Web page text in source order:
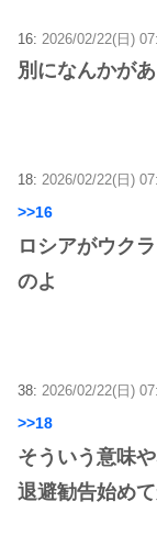
16: 2026/02/22(日)
別になんかが
18: 2026/02/22(日)
>>16
ロシアがウク
のよ
38: 2026/02/22(日)
>>18
そういう意味
退避勧告始め